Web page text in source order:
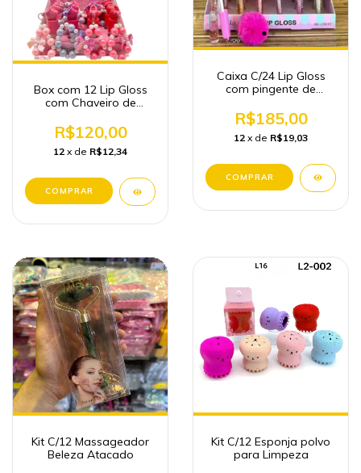
Box com 12 Lip Gloss
com Chaveiro de
R$120,00
12 x de R$12,34
Caixa C/24 Lip Gloss
com pingente de
Maquiagem
R$185,00
12 x de R$19,03
Kit C/12 Massageador
Beleza Atacado
Kit C/12 Esponja polvo
para Limpeza